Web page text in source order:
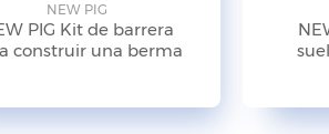
NEW PIG
PIG Kit de barrera
construir una berma